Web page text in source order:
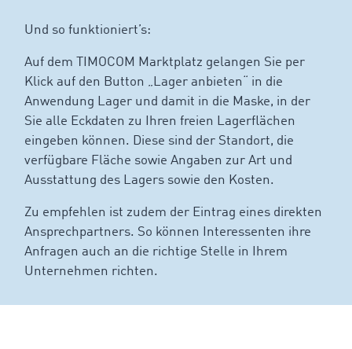
Und so funktioniert’s:
Auf dem TIMOCOM Marktplatz gelangen Sie per
Klick auf den Button „Lager anbieten“ in die
Anwendung Lager und damit in die Maske, in der
Sie alle Eckdaten zu Ihren freien Lagerflächen
eingeben können. Diese sind der Standort, die
verfügbare Fläche sowie Angaben zur Art und
Ausstattung des Lagers sowie den Kosten.
Zu empfehlen ist zudem der Eintrag eines direkten
Ansprechpartners. So können Interessenten ihre
Anfragen auch an die richtige Stelle in Ihrem
Unternehmen richten.